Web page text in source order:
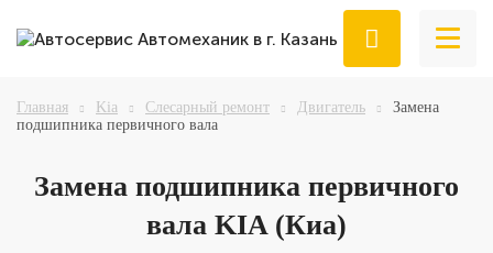
Главная Kia Слесарный ремонт Двигатель
Замена
подшипника первичного вала
Замена подшипника первичного
вала KIA (Киа)